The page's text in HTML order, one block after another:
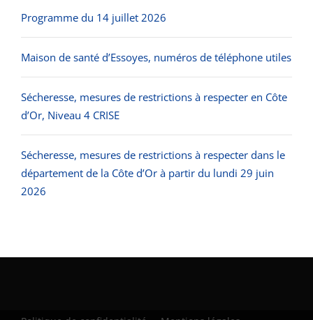
Programme du 14 juillet 2026
Maison de santé d’Essoyes, numéros de téléphone utiles
Sécheresse, mesures de restrictions à respecter en Côte
d’Or, Niveau 4 CRISE
Sécheresse, mesures de restrictions à respecter dans le
département de la Côte d’Or à partir du lundi 29 juin
2026